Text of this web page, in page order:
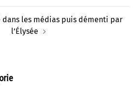
dans les médias puis démenti par
l’Élysée